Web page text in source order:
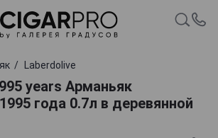
Laberdolive
years Арманьяк
года 0.7л в деревянной